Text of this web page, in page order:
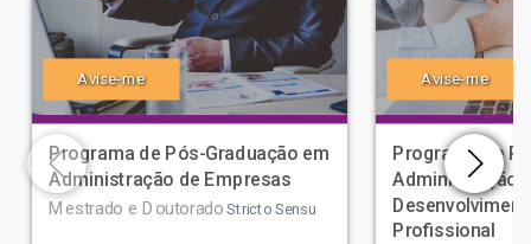
Avise-me
Programa de Pós-Graduação em
Administração de Empresas
Mestrado e Doutorado Stricto Sensu
Avise-me
Programa de
Administração
Profissional